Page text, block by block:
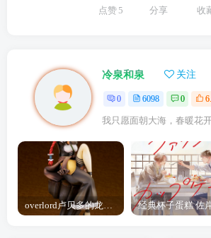
点赞 5 分享 收
冷泉和泉 关注
0 6098 0
我只愿面朝大海，春暖花
overlord卢贝多的龙王谁厉害 「Overlord」露普斯蕾琪娜·贝塔手办开订